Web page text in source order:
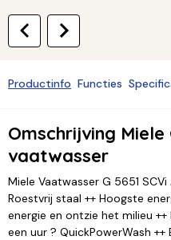
Productinfo Functies
Omschrijving Miele
vaatwasser
Miele Vaatwasser G 5651
Roestvrij staal ++ Hoogste
energie en ontzie het milieu
een uur ? QuickPowerWash